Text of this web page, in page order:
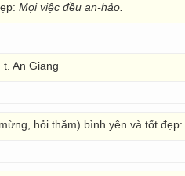
Mọi việc đều an-hảo.
An Giang
hỏi thăm) bình yên và tốt đẹp: